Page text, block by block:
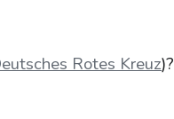
Rotes Kreuz)?